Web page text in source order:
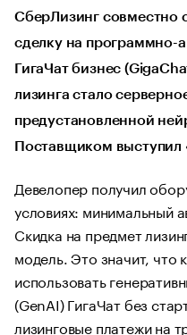
СберЛизинг совместно
сделку на программно-
ГигаЧат бизнес
лизинга стало
предустановленной
Поставщиком выступил
Девелопер получил
условиях: минимальный
Скидка на предмет
модель. Это значит, что
использовать
(GenAI) ГигаЧат без
лизинговые платежи на